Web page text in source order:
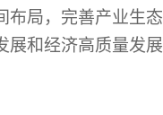
布局，完善产业生
展和经济高质量发